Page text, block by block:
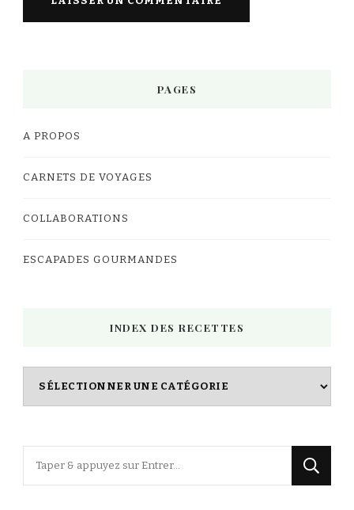
PAGES
A PROPOS
CARNETS DE VOYAGES
COLLABORATIONS
ESCAPADES GOURMANDES
INDEX DES RECETTES
Index